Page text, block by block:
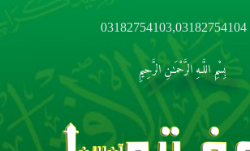
03182754103,03182754104
بِسْمِ اللَّـهِ الرَّحْمَـٰنِ الرَّحِيمِ